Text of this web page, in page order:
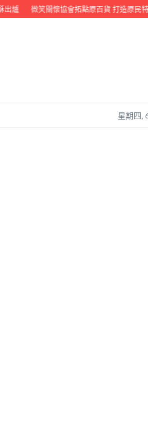
微笑關懷協會拓點原百貨 打造原民特色商
星期四,